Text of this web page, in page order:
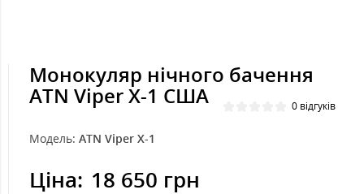
Монокуляр нічного бачення
ATN Viper X-1 США 0 відгуків
Модель: ATN Viper X-1
Ціна: 18 650 грн